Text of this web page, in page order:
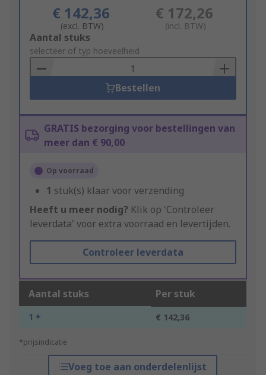
€ 142,36
(excl. BTW)
€ 172,26
(incl. BTW)
Add
to
Basket
Aantal stuks
selecteer of typ hoeveelheid
Bestellen
GRATIS bezorging voor bestellingen van
meer dan € 90,00
Op voorraad
1 stuk(s) klaar voor verzending
Heeft u meer nodig? Klik op 'Controleer
leverdata' voor extra voorraad en levertijden.
Controleer leverdata
Aantal stuks Per stuk
1 + € 142,36
*prijsindicatie
Voeg toe aan onderdelenlijst